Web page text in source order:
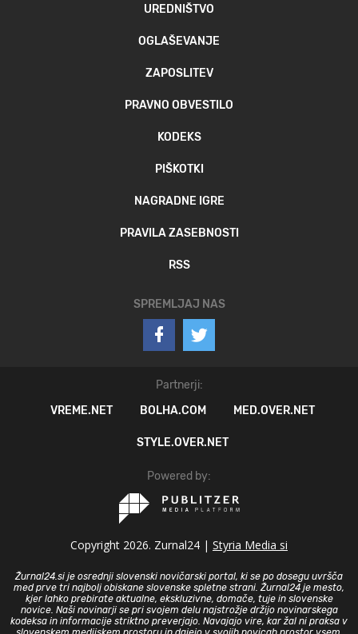
UREDNIŠTVO
OGLAŠEVANJE
ZAPOSLITEV
PRAVNO OBVESTILO
KODEKS
PIŠKOTKI
NAGRADNE IGRE
PRAVILA ZASEBNOSTI
RSS
SPREMLJAJ NAS
Partnerji:
VREME.NET
BOLHA.COM MED.OVER.NET
STYLE.OVER.NET
Powered by:
Copyright 2026. Zurnal24 | Styria Media si
Žurnal24.si je osrednji slovenski novičarski portal, ki se po dosegu uvršča
med prve tri najbolj obiskane slovenske spletne strani. Žurnal24 je mesto,
kjer lahko prebirate aktualne, ekskluzivne, domače, tuje in slovenske
novice. Naši novinarji se pri svojem delu najstrožje držijo novinarskega
kodeksa in informacije striktno preverjajo. Navajajo vire, kar žal ni praksa v